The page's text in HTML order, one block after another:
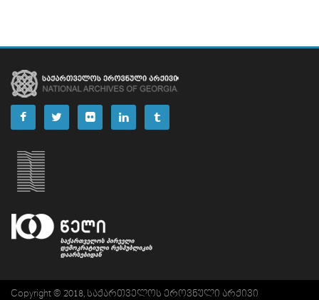
ᲤᲐᲘᲚᲘ 35
ᲤᲐᲘᲚᲘ 38
ᲤᲐᲘᲚᲘ 39
Copyright © 2018, საქართველოს ეროვნული არქივი